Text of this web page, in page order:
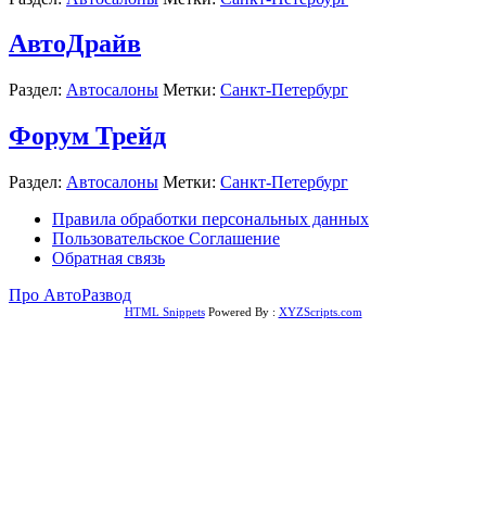
АвтоДрайв
Раздел: Автосалоны Метки: Санкт-Петербург
Форум Трейд
Раздел: Автосалоны Метки: Санкт-Петербург
Правила обработки персональных данных
Пользовательское Соглашение
Обратная связь
Про АвтоРазвод
HTML SnippetsPowered By : XYZScripts.com